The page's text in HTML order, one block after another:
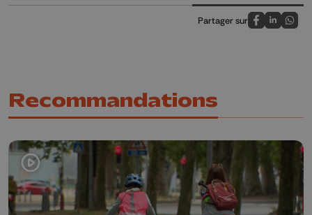
Partager sur
Partagez sur
Partagez
Recommandations